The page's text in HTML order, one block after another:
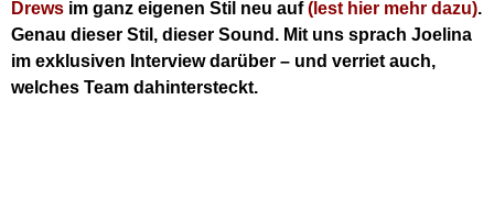
Drews im ganz eigenen Stil neu auf(lest hier mehr dazu).
Genau dieser Stil, dieser Sound. Mit uns sprach Joelina
im exklusiven Interview darüber – und verriet auch,
welches Team dahintersteckt.